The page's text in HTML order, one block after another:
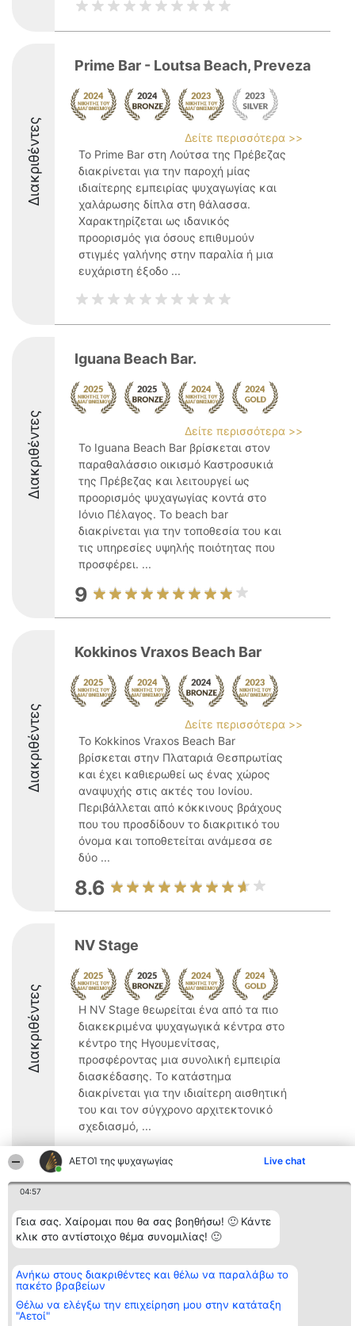
ΑΕΤΟΊ της ψυχαγωγίας Live chat
04:57
Γεια σας. Χαίρομαι που θα σας βοηθήσω! 🙂 Κάντε
κλικ στο αντίστοιχο θέμα συνομιλίας! 🙂
Ανήκω στους διακριθέντες και θέλω να παραλάβω το
πακέτο βραβείων
Θέλω να ελέγξω την επιχείρηση μου στην κατάταξη
"Αετοί"
Διακριθέντες
Prime Bar - Loutsa Beach, Preveza
Δείτε περισσότερα >>
Το Prime Bar στη Λούτσα της Πρέβεζας
διακρίνεται για την παροχή μίας
ιδιαίτερης εμπειρίας ψυχαγωγίας και
χαλάρωσης δίπλα στη θάλασσα.
Χαρακτηρίζεται ως ιδανικός
προορισμός για όσους επιθυμούν
στιγμές γαλήνης στην παραλία ή μια
ευχάριστη έξοδο ...
Διακριθέντες
Iguana Beach Bar.
Δείτε περισσότερα >>
Το Iguana Beach Bar βρίσκεται στον
παραθαλάσσιο οικισμό Καστροσυκιά
της Πρέβεζας και λειτουργεί ως
προορισμός ψυχαγωγίας κοντά στο
Ιόνιο Πέλαγος. Το beach bar
διακρίνεται για την τοποθεσία του και
τις υπηρεσίες υψηλής ποιότητας που
προσφέρει. ...
9
Διακριθέντες
Kokkinos Vraxos Beach Bar
Δείτε περισσότερα >>
Το Kokkinos Vraxos Beach Bar
βρίσκεται στην Πλαταριά Θεσπρωτίας
και έχει καθιερωθεί ως ένας χώρος
αναψυχής στις ακτές του Ιονίου.
Περιβάλλεται από κόκκινους βράχους
που του προσδίδουν το διακριτικό του
όνομα και τοποθετείται ανάμεσα σε
δύο ...
8.6
Διακριθέντες
NV Stage
Η NV Stage θεωρείται ένα από τα πιο
διακεκριμένα ψυχαγωγικά κέντρα στο
κέντρο της Ηγουμενίτσας,
προσφέροντας μια συνολική εμπειρία
διασκέδασης. Το κατάστημα
διακρίνεται για την ιδιαίτερη αισθητική
του και τον σύγχρονο αρχιτεκτονικό
σχεδιασμό, ...
9
Διοργανωτής της
κατάταξης
BEAUTIFUL COMPANY
Μονοπρόσωπη ΙΚΕ
2104128019
email:
aetoi@beautifulcompany.co
Κατάταξη
Διακριθέντες
Λίστα όλων
των
Μεθοδολογία
Όροι &
ΠΟΛΙΤΙΚΗ
Επικοινωνία
Επικοινωνία